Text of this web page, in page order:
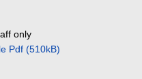
only
Pdf (510kB)